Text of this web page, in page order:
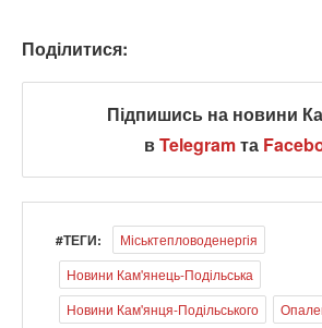
Поділитися:
Підпишись на новини
вTelegramта
#ТЕГИ:
Міськтепловоденергія
Новини Кам'янець-Подільська
Новини Кам'янця-Подільського